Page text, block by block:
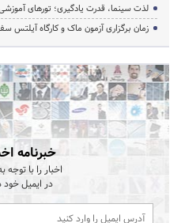
لذت سینما، قدرت یادگیری؛ تورهای
زمان برگزاری آزمون ماک و کارگاه آیلتس سفیر
خبرنامه
اخبار را با
در ایمیل خود